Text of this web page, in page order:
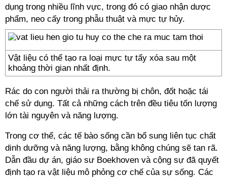
dụng trong nhiều lĩnh vực, trong đó có giao nhận dược
phẩm, neo cấy trong phẫu thuật và mực tự hủy.
Vật liệu có thể tạo ra loại mực tự tẩy xóa sau một
khoảng thời gian nhất định.
Rác do con người thải ra thường bị chôn, đốt hoặc tái
chế sử dụng. Tất cả những cách trên đều tiêu tốn lượng
lớn tài nguyên và năng lượng.
Trong cơ thể, các tế bào sống cần bổ sung liên tục chất
dinh dưỡng và năng lượng, bằng không chúng sẽ tan rã.
Dẫn đầu dự án, giáo sư Boekhoven và cộng sự đã quyết
định tạo ra vật liệu mô phỏng cơ chế của sự sống. Các